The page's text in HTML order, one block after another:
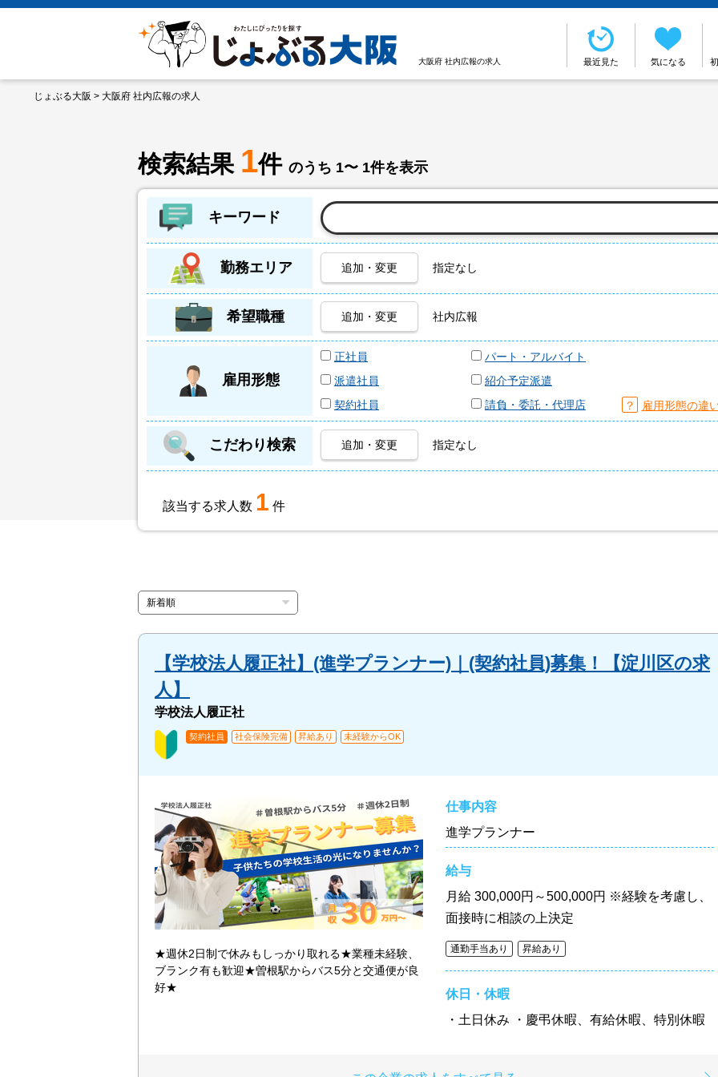
大阪府 社内広報の求人 最近見た 気になる
じょぶる大阪 > 大阪府 社内広報の求人
検索結果 1件 のうち 1〜 1件を表示
キーワード
勤務エリア 追加・変更 指定なし
希望職種 追加・変更 社内広報
雇用形態
正社員
パート・アルバイト
派遣社員
紹介予定派遣
契約社員
請負・委託・代理店 ？ 雇用形態の違
こだわり検索 追加・変更 指定なし
該当する求人数 1 件
【学校法人履正社】(進学プランナー)｜(契約社員)募集！【淀川区の求
人】
学校法人履正社
契約社員 社会保険完備 昇給あり 未経験からOK
★週休2日制で休みもしっかり取れる★業種未経験、
ブランク有も歓迎★曽根駅からバス5分と交通便が良
好★
仕事内容
進学プランナー
給与
月給 300,000円～500,000円 ※経験を考慮し、
面接時に相談の上決定
通勤手当あり 昇給あり
休日・休暇
・土日休み ・慶弔休暇、有給休暇、特別休暇